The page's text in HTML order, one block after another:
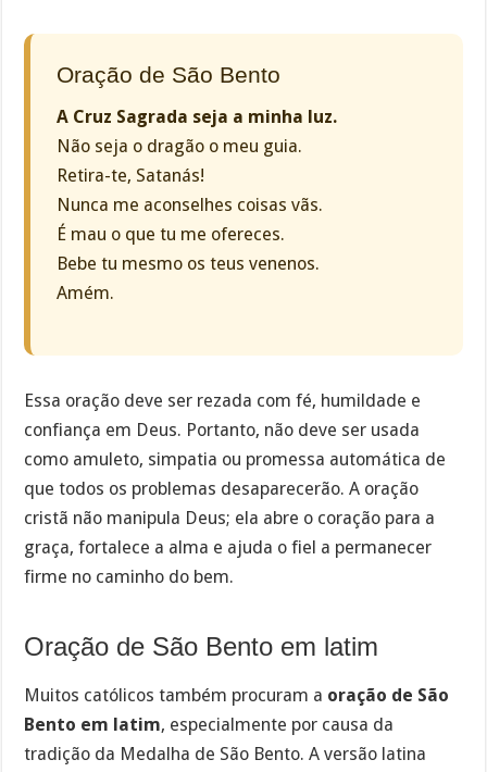
Oração de São Bento
A Cruz Sagrada seja a minha luz.
Não seja o dragão o meu guia.
Retira-te, Satanás!
Nunca me aconselhes coisas vãs.
É mau o que tu me ofereces.
Bebe tu mesmo os teus venenos.
Amém.
Essa oração deve ser rezada com fé, humildade e
confiança em Deus. Portanto, não deve ser usada
como amuleto, simpatia ou promessa automática de
que todos os problemas desaparecerão. A oração
cristã não manipula Deus; ela abre o coração para a
graça, fortalece a alma e ajuda o fiel a permanecer
firme no caminho do bem.
Oração de São Bento em latim
Muitos católicos também procuram a oração de São
Bento em latim, especialmente por causa da
tradição da Medalha de São Bento. A versão latina